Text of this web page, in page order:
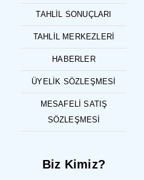
TAHLIL SONUÇLARI
TAHLIL MERKEZLERI
HABERLER
ÜYELIK SÖZLEŞMESI
MESAFELI SATIŞ
SÖZLEŞMESI
Biz Kimiz?